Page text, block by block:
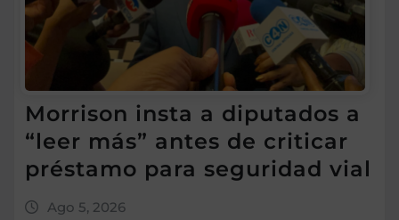
Morrison insta a diputados a
“leer más” antes de criticar
préstamo para seguridad vial
Ago 5, 2026